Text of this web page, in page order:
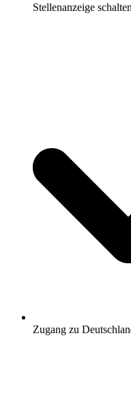
Stellenanzeige
Zugang zu